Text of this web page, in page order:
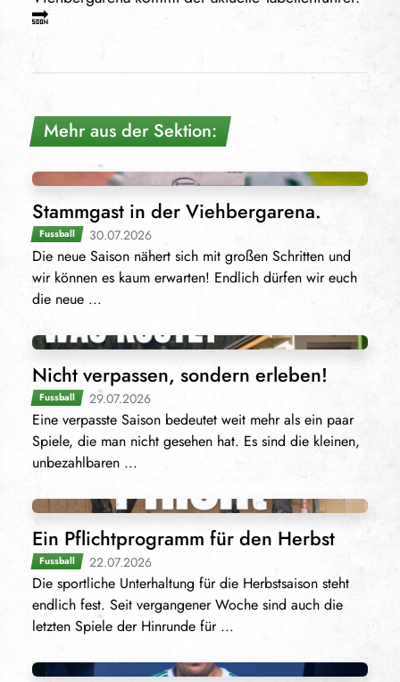
🔜
Mehr aus der Sektion:
Stammgast in der Viehbergarena.
Fussball 30.07.2026
Die neue Saison nähert sich mit großen Schritten und
wir können es kaum erwarten! Endlich dürfen wir euch
die neue ...
Nicht verpassen, sondern erleben!
Fussball 29.07.2026
Eine verpasste Saison bedeutet weit mehr als ein paar
Spiele, die man nicht gesehen hat. Es sind die kleinen,
unbezahlbaren ...
Ein Pflichtprogramm für den Herbst
Fussball 22.07.2026
Die sportliche Unterhaltung für die Herbstsaison steht
endlich fest. Seit vergangener Woche sind auch die
letzten Spiele der Hinrunde für ...